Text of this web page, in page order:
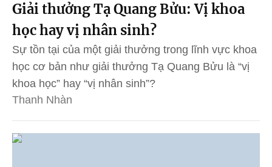
Giải thưởng Tạ Quang Bửu: Vị khoa
học hay vị nhân sinh?
Sự tồn tại của một giải thưởng trong lĩnh vực khoa
học cơ bản như giải thưởng Tạ Quang Bửu là “vị
khoa học” hay “vị nhân sinh”?
Thanh Nhàn